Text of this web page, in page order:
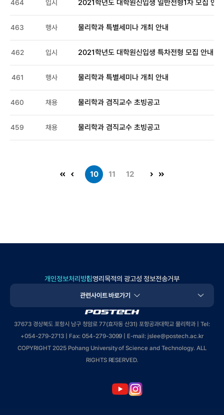
464 입시 2021학년도 대학원신입생 일반전형1차 모집 안내
463 행사 물리학과 특별세미나 개최 안내
462 입시 2021학년도 대학원신입생 특차전형 모집 안내
461 행사 물리학과 특별세미나 개최 안내
460 채용 물리학과 겸직교수 초빙공고
459 채용 물리학과 겸직교수 초빙공고
10 11 12
개인정보처리방침영리목적의 광고성 정보전송거부
관련사이트 바로가기
37673 경상북도 포항시 남구 청암로 77(효자동 산31) 포항공과대학교 물리학과 | Tel:
+054-279-2713| Fax: 054-279-3099 | E-mail: jslee@postech.ac.kr
COPYRIGHT 2025 Pohang University of Science and Technology. ALL
RIGHTS RESERVED.